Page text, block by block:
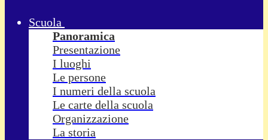
Scuola
Panoramica
Presentazione
I luoghi
Le persone
I numeri della scuola
Le carte della scuola
Organizzazione
La storia